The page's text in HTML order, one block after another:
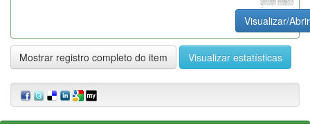
Visualizar/Abrir
Mostrar registro completo do item Visualizar estatísticas